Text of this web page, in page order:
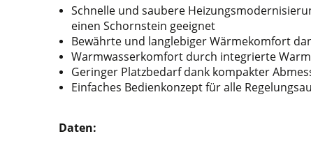
Schnelle und saubere
einen Schornstein geeignet
Bewährte und langlebiger Wärmekomfort
Warmwasserkomfort durch integrierte
Geringer Platzbedarf dank kompakter
Einfaches Bedienkonzept für alle
Daten: